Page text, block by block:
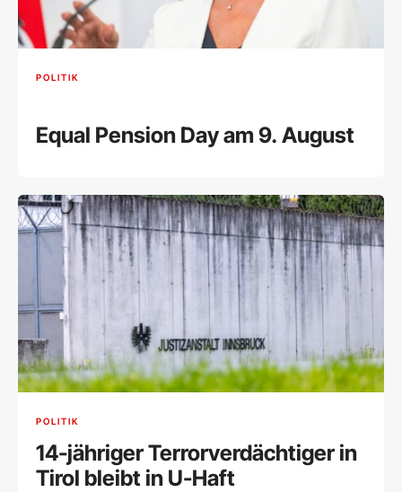
POLITIK
Equal Pension Day am 9. August
POLITIK
14-jähriger Terrorverdächtiger in
Tirol bleibt in U-Haft